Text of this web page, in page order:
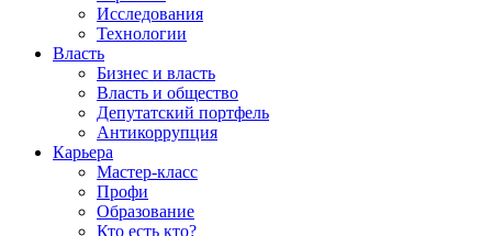
Исследования
Технологии
Власть
Бизнес и власть
Власть и общество
Депутатский портфель
Антикоррупция
Карьера
Мастер-класс
Профи
Образование
Кто есть кто?